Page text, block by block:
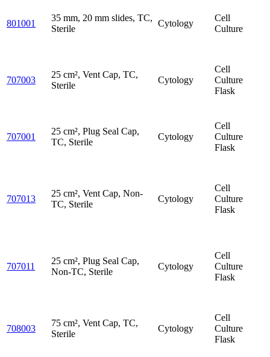
801001
35 mm, 20 mm slides, TC,
Sterile
Cytology
Cell
Culture
707003
25 cm², Vent Cap, TC,
Sterile
Cytology
Cell
Culture
Flask
707001
25 cm², Plug Seal Cap,
TC, Sterile
Cytology
Cell
Culture
Flask
707013
25 cm², Vent Cap, Non-
TC, Sterile
Cytology
Cell
Culture
Flask
707011
25 cm², Plug Seal Cap,
Non-TC, Sterile
Cytology
Cell
Culture
Flask
708003
75 cm², Vent Cap, TC,
Sterile
Cytology
Cell
Culture
Flask